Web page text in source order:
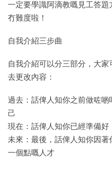
一定要學識阿滴教嘅見工答
冇難度啦！
自我介紹三步曲
自我介紹可以分三部分，大
去更改內容：
過去：話俾人知你之前做咗
己
現在：話俾人知你已經準備
未來：最後，話俾人知你因
一個點嘅人才